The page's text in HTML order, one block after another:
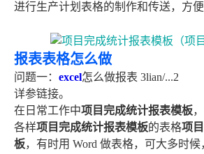
进行生产计划表格的制作和传送，方便
报表表格怎么做
问题一： excel怎么做报表 3lian/...2
详参链接。
在日常工作中项目完成统计报表模板
各样项目完成统计报表模板的表格项
板，有时用 Word 做表格，可大多时候